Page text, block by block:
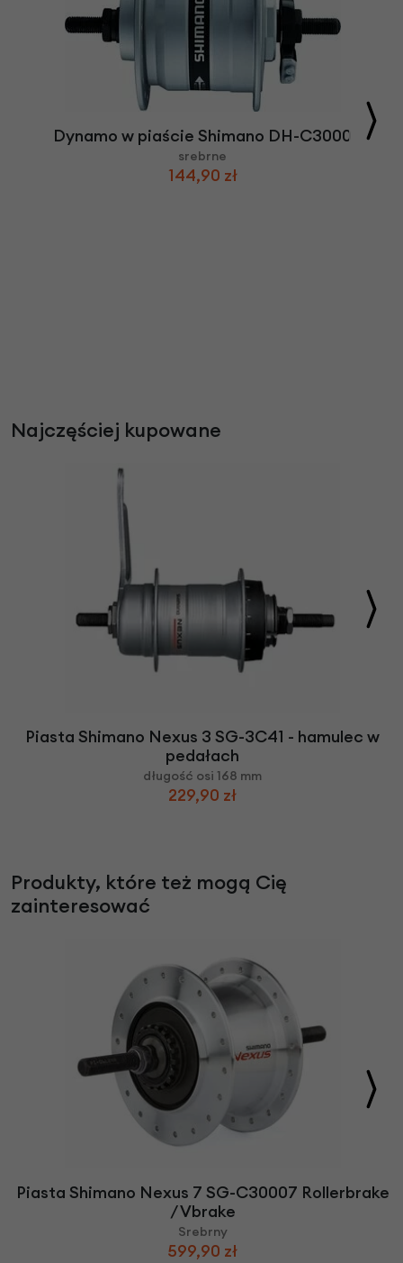
Dynamo w piaście Shimano DH-C3000
srebrne
144,90 zł
Najczęściej kupowane
Piasta Shimano Nexus 3 SG-3C41 - hamulec w
pedałach
długość osi 168 mm
229,90 zł
Produkty, które też mogą Cię
zainteresować
Piasta Shimano Nexus 7 SG-C30007 Rollerbrake
/ Vbrake
Srebrny
599,90 zł